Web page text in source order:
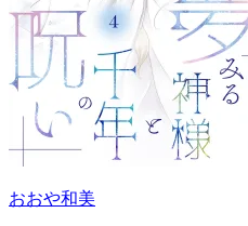
おおや和美